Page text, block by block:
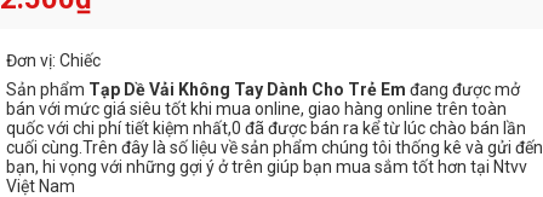
Đơn vị: Chiếc
Sản phẩm Tạp Dề Vải Không Tay Dành Cho Trẻ Em đang được mở
bán với mức giá siêu tốt khi mua online, giao hàng online trên toàn
quốc với chi phí tiết kiệm nhất,0 đã được bán ra kể từ lúc chào bán lần
cuối cùng.Trên đây là số liệu về sản phẩm chúng tôi thống kê và gửi đến
bạn, hi vọng với những gợi ý ở trên giúp bạn mua sắm tốt hơn tại Ntvv
Việt Nam